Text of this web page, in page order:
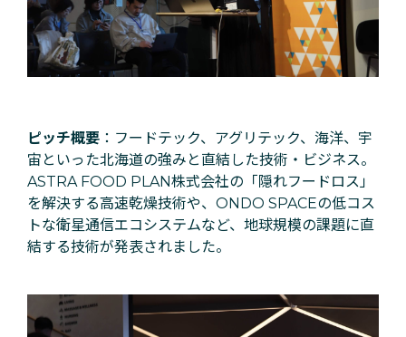
ピッチ概要 ：フードテック、アグリテック、海洋、宇
宙といった北海道の強みと直結した技術・ビジネス。
ASTRA FOOD PLAN株式会社の「隠れフードロス」
を解決する高速乾燥技術や、ONDO SPACEの低コス
トな衛星通信エコシステムなど、地球規模の課題に直
結する技術が発表されました。